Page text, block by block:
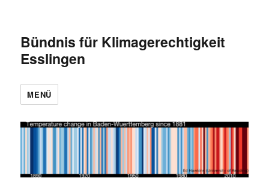
Bündnis für Klimagerechtigkeit
Esslingen
MENÜ